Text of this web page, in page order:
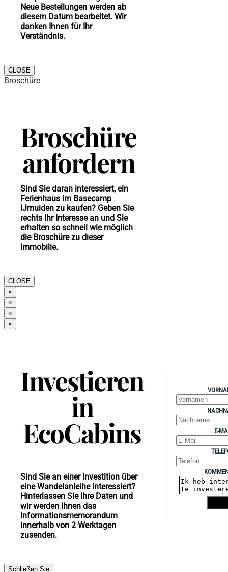
Neue Bestellungen werden ab
diesem Datum bearbeitet. Wir
danken Ihnen für Ihr
Verständnis.
CLOSE
Broschüre
Broschüre
anfordern
Sind Sie daran interessiert, ein
Ferienhaus im Basecamp
IJmuiden zu kaufen? Geben Sie
rechts Ihr Interesse an und Sie
erhalten so schnell wie möglich
die Broschüre zu dieser
Immobilie.
CLOSE
×
×
×
×
Investieren
in
EcoCabins
Sind Sie an einer Investition über
eine Wandelanleihe interessiert?
Hinterlassen Sie Ihre Daten und
wir werden Ihnen das
Informationsmemorandum
innerhalb von 2 Werktagen
zusenden.
E-
Schließen Sie